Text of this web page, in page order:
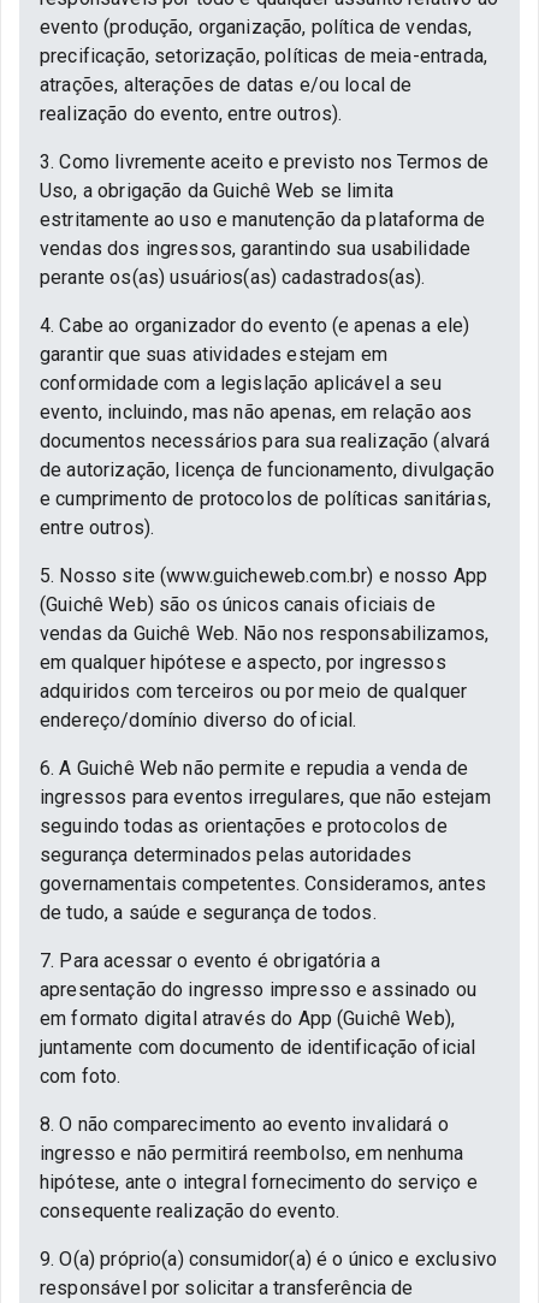
evento (produção, organização, política de vendas,
precificação, setorização, políticas de meia-entrada,
atrações, alterações de datas e/ou local de
realização do evento, entre outros).
3. Como livremente aceito e previsto nos Termos de
Uso, a obrigação da Guichê Web se limita
estritamente ao uso e manutenção da plataforma de
vendas dos ingressos, garantindo sua usabilidade
perante os(as) usuários(as) cadastrados(as).
4. Cabe ao organizador do evento (e apenas a ele)
garantir que suas atividades estejam em
conformidade com a legislação aplicável a seu
evento, incluindo, mas não apenas, em relação aos
documentos necessários para sua realização (alvará
de autorização, licença de funcionamento, divulgação
e cumprimento de protocolos de políticas sanitárias,
entre outros).
5. Nosso site (www.guicheweb.com.br) e nosso App
(Guichê Web) são os únicos canais oficiais de
vendas da Guichê Web. Não nos responsabilizamos,
em qualquer hipótese e aspecto, por ingressos
adquiridos com terceiros ou por meio de qualquer
endereço/domínio diverso do oficial.
6. A Guichê Web não permite e repudia a venda de
ingressos para eventos irregulares, que não estejam
seguindo todas as orientações e protocolos de
segurança determinados pelas autoridades
governamentais competentes. Consideramos, antes
de tudo, a saúde e segurança de todos.
7. Para acessar o evento é obrigatória a
apresentação do ingresso impresso e assinado ou
em formato digital através do App (Guichê Web),
juntamente com documento de identificação oficial
com foto.
8. O não comparecimento ao evento invalidará o
ingresso e não permitirá reembolso, em nenhuma
hipótese, ante o integral fornecimento do serviço e
consequente realização do evento.
9. O(a) próprio(a) consumidor(a) é o único e exclusivo
responsável por solicitar a transferência de